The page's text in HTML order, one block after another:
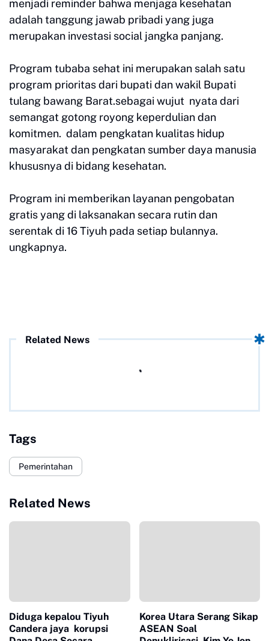
menjadi reminder bahwa menjaga kesehatan
adalah tanggung jawab pribadi yang juga
merupakan investasi social jangka panjang.
Program tubaba sehat ini merupakan salah satu
program prioritas dari bupati dan wakil Bupati
tulang bawang Barat.sebagai wujut nyata dari
semangat gotong royong keperdulian dan
komitmen. dalam pengkatan kualitas hidup
masyarakat dan pengkatan sumber daya manusia
khususnya di bidang kesehatan.
Program ini memberikan layanan pengobatan
gratis yang di laksanakan secara rutin dan
serentak di 16 Tiyuh pada setiap bulannya.
ungkapnya.
Related News
Tags
Pemerintahan
Related News
Diduga kepalou Tiyuh
Candera jaya korupsi
Korea Utara Serang Sikap
ASEAN Soal